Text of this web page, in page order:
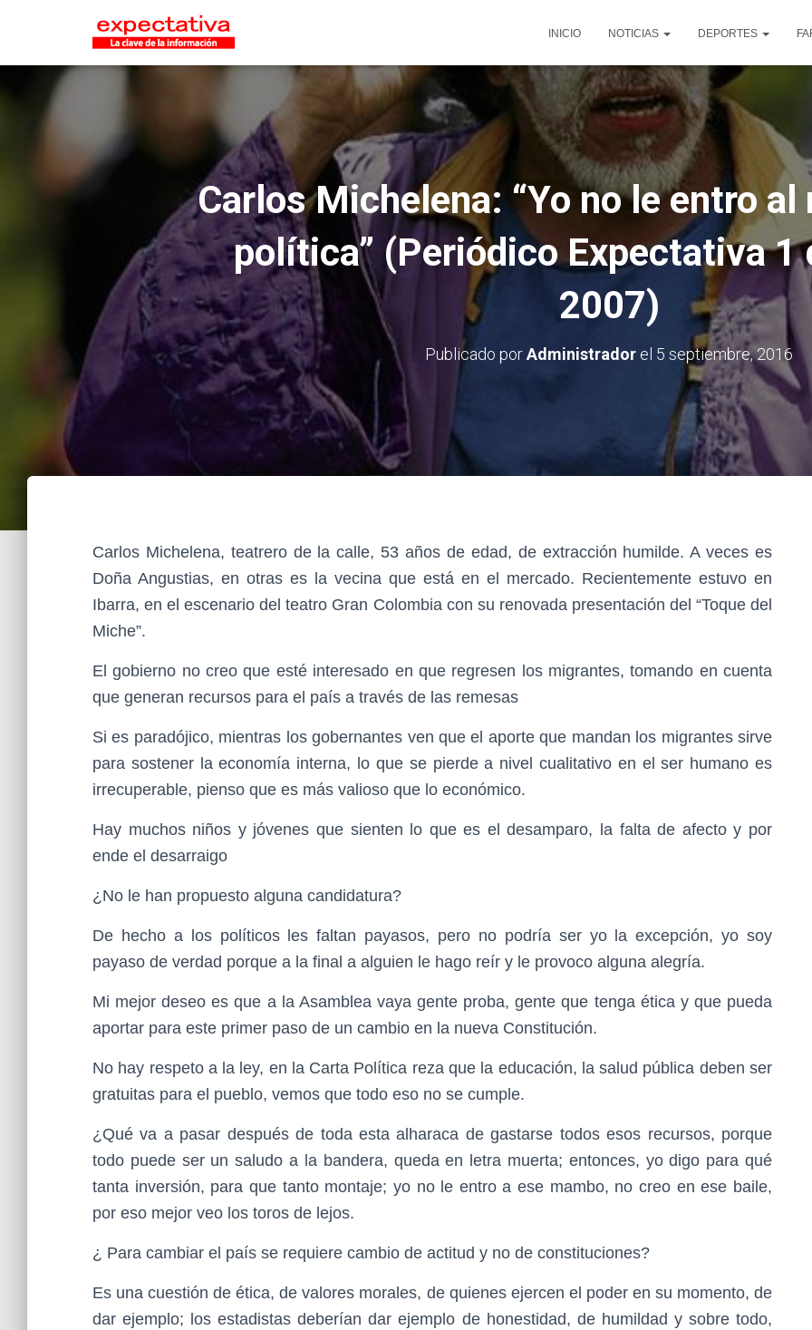
INICIO NOTICIAS DEPORTES
Carlos Michelena: “Yo no le entro al
política” (Periódico Expectativa 1
2007)
Publicado porAdministrador el 5 septiembre, 2016
Carlos Michelena, teatrero de la calle, 53 años de edad, de extracción humilde. A veces es
Doña Angustias, en otras es la vecina que está en el mercado. Recientemente estuvo en
Ibarra, en el escenario del teatro Gran Colombia con su renovada presentación del “Toque del
Miche”.
El gobierno no creo que esté interesado en que regresen los migrantes, tomando en cuenta
que generan recursos para el país a través de las remesas
Si es paradójico, mientras los gobernantes ven que el aporte que mandan los migrantes sirve
para sostener la economía interna, lo que se pierde a nivel cualitativo en el ser humano es
irrecuperable, pienso que es más valioso que lo económico.
Hay muchos niños y jóvenes que sienten lo que es el desamparo, la falta de afecto y por
ende el desarraigo
¿No le han propuesto alguna candidatura?
De hecho a los políticos les faltan payasos, pero no podría ser yo la excepción, yo soy
payaso de verdad porque a la final a alguien le hago reír y le provoco alguna alegría.
Mi mejor deseo es que a la Asamblea vaya gente proba, gente que tenga ética y que pueda
aportar para este primer paso de un cambio en la nueva Constitución.
No hay respeto a la ley, en la Carta Política reza que la educación, la salud pública deben ser
gratuitas para el pueblo, vemos que todo eso no se cumple.
¿Qué va a pasar después de toda esta alharaca de gastarse todos esos recursos, porque
todo puede ser un saludo a la bandera, queda en letra muerta; entonces, yo digo para qué
tanta inversión, para que tanto montaje; yo no le entro a ese mambo, no creo en ese baile,
por eso mejor veo los toros de lejos.
¿ Para cambiar el país se requiere cambio de actitud y no de constituciones?
Es una cuestión de ética, de valores morales, de quienes ejercen el poder en su momento, de
dar ejemplo; los estadistas deberían dar ejemplo de honestidad, de humildad y sobre todo,